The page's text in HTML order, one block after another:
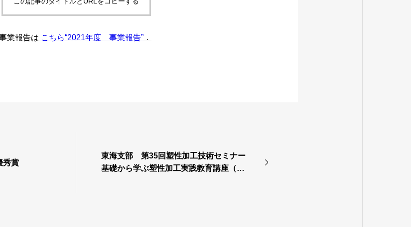
業報告は こちら“2021年度 事業報告” ．
秀賞
東海支部 第35回塑性加工技術セミナー
基礎から学ぶ塑性加工実践教育講座（板